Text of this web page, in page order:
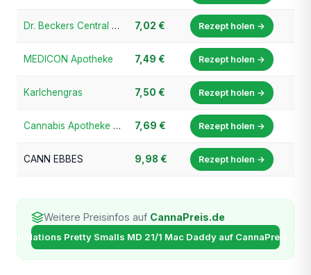
Dr. Beckers Central Apotheke 7,02 € Rezept holen →
MEDICON Apotheke 7,49 € Rezept holen →
Karlchengras 7,50 € Rezept holen →
Cannabis Apotheke Bayern 7,69 € Rezept holen →
CANN EBBES 9,98 € Rezept holen →
Weitere Preisinfos auf CannaPreis.de
All Nations Pretty Smalls MD 21/1 Mac Daddy auf CannaPreis →